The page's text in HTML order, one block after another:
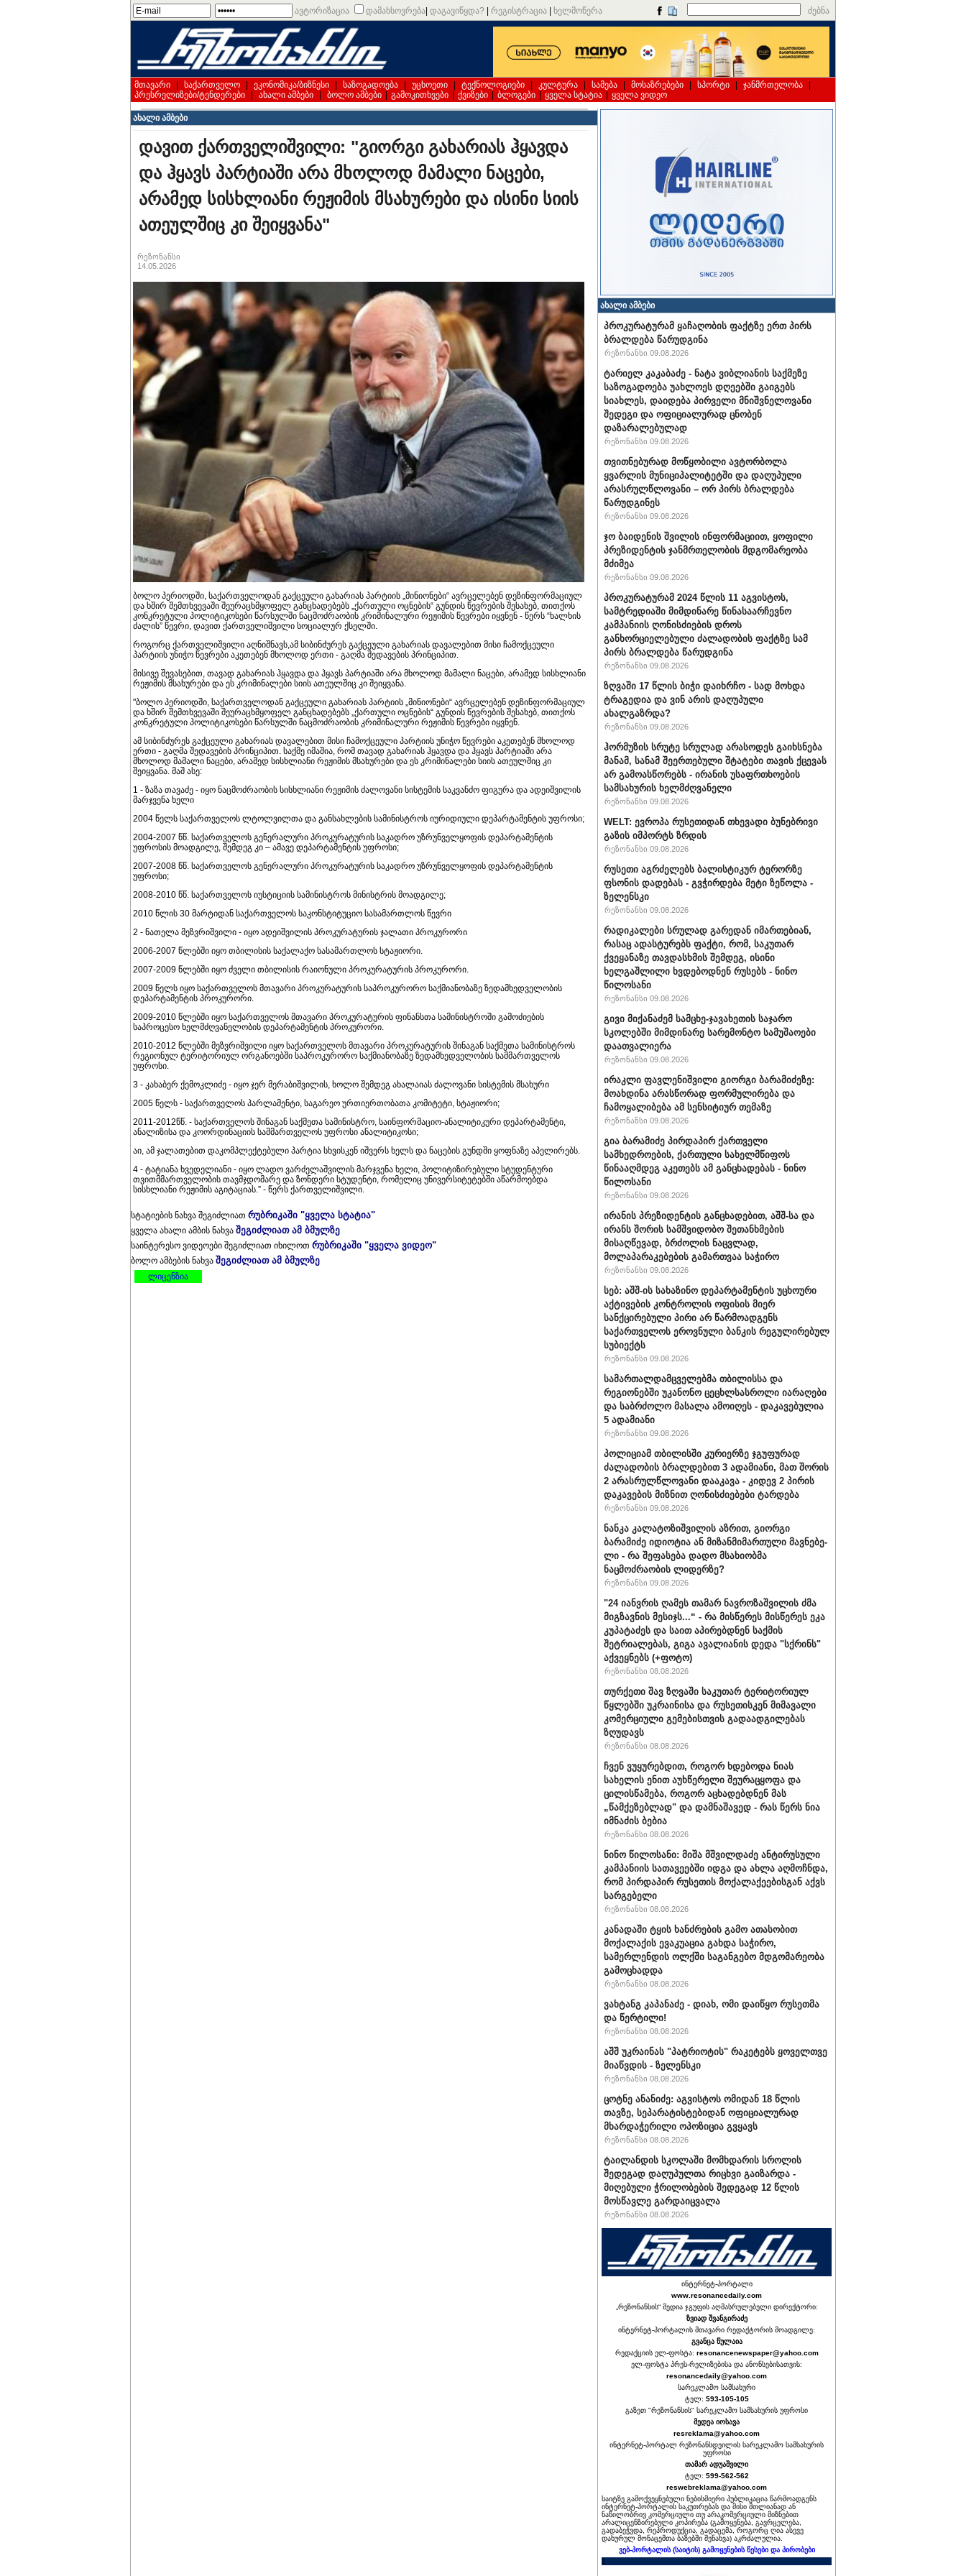
ავტორიზაცია დამახსოვრება დაგავიწყდა? რეგისტრაცია ხელმოწერა ძებნა
მთავარი საქართველო ეკონომიკა/ბიზნესი საზოგადოება უცხოეთი ტექნოლოგიები კულტურა სამება მოსაზრებები სპორტი ჯანმრთელობა
პრესრელიზები/ტენდერები
ახალი ამბები ბოლო ამბები გამოკითხვები ქვიზები ბლოგები ყველა სტატია ყველა ვიდეო
ახალი ამბები
დავით ქართველიშვილი: "გიორგი გახარიას ჰყავდა
და ჰყავს პარტიაში არა მხოლოდ მამალი ნაცები,
არამედ სისხლიანი რეჟიმის მსახურები და ისინი სიის
ათეულშიც კი შეიყვანა"
რეზონანსი
14.05.2026
ბოლო პერიოდში, საქართველოდან გაქცეული გახარიას პარტიის „მინიონები“ ავრცელებენ დეზინფორმაციულ
და ხშირ შემთხვევაში შეურაცხმყოფელ განცხადებებს „ქართული ოცნების“ გუნდის წევრების შესახებ, თითქოს
კონკრეტული პოლიტიკოსები წარსულში ნაცმოძრაობის კრიმინალური რეჟიმის წევრები იყვნენ - წერს “ხალხის
ძალის” წევრი, დავით ქართველიშვილი სოციალურ ქსელში.
როგორც ქართველიშვილი აღნიშნავს,ამ სიბინძურეს გაქცეული გახარიას დავალებით მისი ჩამოქცეული
პარტიის უნიჭო წევრები აკეთებენ მხოლოდ ერთი - გაღმა შედავების პრინციპით.
მისივე შევასებით, თავად გახარიას ჰყავდა და ჰყავს პარტიაში არა მხოლოდ მამალი ნაცები, არამედ სისხლიანი
რეჟიმის მსახურები და ეს კრიმინალები სიის ათეულშიც კი შეიყვანა.
"ბოლო პერიოდში, საქართველოდან გაქცეული გახარიას პარტიის „მინიონები“ ავრცელებენ დეზინფორმაციულ
და ხშირ შემთხვევაში შეურაცხმყოფელ განცხადებებს „ქართული ოცნების“ გუნდის წევრების შესახებ, თითქოს
კონკრეტული პოლიტიკოსები წარსულში ნაცმოძრაობის კრიმინალური რეჟიმის წევრები იყვნენ.
ამ სიბინძურეს გაქცეული გახარიას დავალებით მისი ჩამოქცეული პარტიის უნიჭო წევრები აკეთებენ მხოლოდ
ერთი - გაღმა შედავების პრინციპით. საქმე იმაშია, რომ თავად გახარიას ჰყავდა და ჰყავს პარტიაში არა
მხოლოდ მამალი ნაცები, არამედ სისხლიანი რეჟიმის მსახურები და ეს კრიმინალები სიის ათეულშიც კი
შეიყვანა. მაშ ასე:
1 - ზაზა თავაძე - იყო ნაცმოძრაობის სისხლიანი რეჟიმის ძალოვანი სისტემის საკვანძო ფიგურა და ადეიშვილის
მარჯვენა ხელი
2004 წელს საქართველოს ლტოლვილთა და განსახლების სამინისტროს იურიდიული დეპარტამენტის უფროსი;
2004-2007 წწ. საქართველოს გენერალური პროკურატურის საკადრო უზრუნველყოფის დეპარტამენტის
უფროსის მოადგილე, შემდეგ კი – ამავე დეპარტამენტის უფროსი;
2007-2008 წწ. საქართველოს გენერალური პროკურატურის საკადრო უზრუნველყოფის დეპარტამენტის
უფროსი;
2008-2010 წწ. საქართველოს იუსტიციის სამინისტროს მინისტრის მოადგილე;
2010 წლის 30 მარტიდან საქართველოს საკონსტიტუციო სასამართლოს წევრი
2 - ნათელა მეზვრიშვილი - იყო ადეიშვილის პროკურატურის ჯალათი პროკურორი
2006-2007 წლებში იყო თბილისის საქალაქო სასამართლოს სტაჟიორი.
2007-2009 წლებში იყო ძველი თბილისის რაიონული პროკურატურის პროკურორი.
2009 წელს იყო საქართველოს მთავარი პროკურატურის საპროკურორო საქმიანობაზე ზედამხედველობის
დეპარტამენტის პროკურორი.
2009-2010 წლებში იყო საქართველოს მთავარი პროკურატურის ფინანსთა სამინისტროში გამოძიების
საპროცესო ხელმძღვანელობის დეპარტამენტის პროკურორი.
2010-2012 წლებში მეზვრიშვილი იყო საქართველოს მთავარი პროკურატურის შინაგან საქმეთა სამინისტროს
რეგიონულ ტერიტორიულ ორგანოებში საპროკურორო საქმიანობაზე ზედამხედველობის სამმართველოს
უფროსი.
3 - კახაბერ ქემოკლიძე - იყო ჯერ მერაბიშვილის, ხოლო შემდეგ ახალაიას ძალოვანი სისტემის მსახური
2005 წელს - საქართველოს პარლამენტი, საგარეო ურთიერთობათა კომიტეტი, სტაჟიორი;
2011-2012წწ. - საქართველოს შინაგან საქმეთა სამინისტრო, საინფორმაციო-ანალიტიკური დეპარტამენტი,
ანალიზისა და კოორდინაციის სამმართველოს უფროსი ანალიტიკოსი;
აი, ამ ჯალათებით დაკომპლექტებული პარტია სხვისკენ იშვერს ხელს და ნაცების გუნდში ყოფნაზე აპელირებს.
4 - ტატიანა ხვედელიანი - იყო ლადო ვარძელაშვილის მარჯვენა ხელი, პოლიტიზირებული სტუდენტური
თვითმმართველობის თავმჯდომარე და ზონდერი სტუდენტი, რომელიც უნივერსიტეტებში აწარმოებდა
სისხლიანი რეჟიმის აგიტაციას.” - წერს ქართველიშვილი.
სტატიების ნახვა შეგიძლიათ რუბრიკაში "ყველა სტატია"
ყველა ახალი ამბის ნახვა შეგიძლიათ ამ ბმულზე
საინტერესო ვიდეოები შეგიძლიათ იხილოთ რუბრიკაში "ყველა ვიდეო"
ბოლო ამბების ნახვა შეგიძლიათ ამ ბმულზე
ლიცენზია
ახალი ამბები
პროკურატურამ ყაჩაღობის ფაქტზე ერთ პირს
ბრალდება წარუდგინა
რეზონანსი 09.08.2026
ტარიელ კაკაბაძე - ნატა ვიბლიანის საქმეზე
საზოგადოება უახლოეს დღეებში გაიგებს
სიახლეს, დაიდება პირველი მნიშვნელოვანი
შედეგი და ოფიციალურად ცნობენ
დაზარალებულად
რეზონანსი 09.08.2026
თვითნებურად მოწყობილი ავტორბოლა
ყვარლის მუნიციპალიტეტში და დაღუპული
არასრულწლოვანი – ორ პირს ბრალდება
წარუდგინეს
რეზონანსი 09.08.2026
ჯო ბაიდენის შვილის ინფორმაციით, ყოფილი
პრეზიდენტის ჯანმრთელობის მდგომარეობა
მძიმეა
რეზონანსი 09.08.2026
პროკურატურამ 2024 წლის 11 აგვისტოს,
სამტრედიაში მიმდინარე წინასაარჩევნო
კამპანიის ღონისძიების დროს
განხორციელებული ძალადობის ფაქტზე სამ
პირს ბრალდება წარუდგინა
რეზონანსი 09.08.2026
ზღვაში 17 წლის ბიჭი დაიხრჩო - სად მოხდა
ტრაგედია და ვინ არის დაღუპული
ახალგაზრდა?
რეზონანსი 09.08.2026
ჰორმუზის სრუტე სრულად არასოდეს გაიხსნება
მანამ, სანამ შეერთებული შტატები თავის ქცევას
არ გამოასწორებს - ირანის უსაფრთხოების
სამსახურის ხელმძღვანელი
რეზონანსი 09.08.2026
WELT: ევროპა რუსეთიდან თხევადი ბუნებრივი
გაზის იმპორტს ზრდის
რეზონანსი 09.08.2026
რუსეთი აგრძელებს ბალისტიკურ ტერორზე
ფსონის დადებას - გვჭირდება მეტი ზეწოლა -
ზელენსკი
რეზონანსი 09.08.2026
რადიკალები სრულად გარედან იმართებიან,
რასაც ადასტურებს ფაქტი, რომ, საკუთარ
ქვეყანაზე თავდასხმის შემდეგ, ისინი
ხელგაშლილი ხვდებოდნენ რუსებს - ნინო
წილოსანი
რეზონანსი 09.08.2026
გივი მიქანაძემ სამცხე-ჯავახეთის საჯარო
სკოლებში მიმდინარე სარემონტო სამუშაოები
დაათვალიერა
რეზონანსი 09.08.2026
ირაკლი ფავლენიშვილი გიორგი ბარამიძეზე:
მოახდინა არასწორად ფორმულირება და
ჩამოყალიბება ამ სენსიტიურ თემაზე
რეზონანსი 09.08.2026
გია ბარამიძე პირდაპირ ქართველი
სამხედროების, ქართული სახელმწიფოს
წინააღმდეგ აკეთებს ამ განცხადებას - ნინო
წილოსანი
რეზონანსი 09.08.2026
ირანის პრეზიდენტის განცხადებით, აშშ-სა და
ირანს შორის სამშვიდობო შეთანხმების
მისაღწევად, ბრძოლის ნაცვლად,
მოლაპარაკებების გამართვაა საჭირო
რეზონანსი 09.08.2026
სებ: აშშ-ის სახაზინო დეპარტამენტის უცხოური
აქტივების კონტროლის ოფისის მიერ
სანქცირებული პირი არ წარმოადგენს
საქართველოს ეროვნული ბანკის რეგულირებულ
სუბიექტს
რეზონანსი 09.08.2026
სამართალდამცველებმა თბილისსა და
რეგიონებში უკანონო ცეცხლსასროლი იარაღები
და საბრძოლო მასალა ამოიღეს - დაკავებულია
5 ადამიანი
რეზონანსი 09.08.2026
პოლიციამ თბილისში კურიერზე ჯგუფურად
ძალადობის ბრალდებით 3 ადამიანი, მათ შორის
2 არასრულწლოვანი დააკავა - კიდევ 2 პირის
დაკავების მიზნით ღონისძიებები ტარდება
რეზონანსი 09.08.2026
ნანკა კალატოზიშვილის აზრით, გიორგი
ბარამიძე იდიოტია ან მი­ზან­მი­მარ­თუ­ლი მავ­ნე­ბე­
ლი - რა შეფასება დადო მსახიობმა
ნაცმოძრაობის ლიდერზე?
რეზონანსი 09.08.2026
"24 იანვრის ღამეს თამარ ნავროზაშვილის ძმა
მიგზავნის მესიჯს...“ - რა მისწერეს მისწერეს ეკა
კუპატაძეს და საით აპირებდნენ საქმის
შეტრიალებას, გიგა ავალიანის დედა "სქრინს"
აქვეყნებს (+ფოტო)
რეზონანსი 08.08.2026
თურქეთი შავ ზღვაში საკუთარ ტერიტორიულ
წყლებში უკრაინისა და რუსეთისკენ მიმავალი
კომერციული გემებისთვის გადაადგილებას
ზღუდავს
რეზონანსი 08.08.2026
ჩვენ ვუყურებდით, როგორ ხდებოდა ნიას
სახელის ენით აუხწერელი შეურაცყოფა და
ცილისწამება, როგორ აცხადებდნენ მას
„წამქეზებლად" და დამნაშავედ - რას წერს ნია
იმნაძის ბებია
რეზონანსი 08.08.2026
ნინო წილოსანი: მიშა მშვილდაძე ანტირუსული
კამპანიის სათავეებში იდგა და ახლა აღმოჩნდა,
რომ პირდაპირ რუსეთის მოქალაქეებისგან აქვს
სარგებელი
რეზონანსი 08.08.2026
კანადაში ტყის ხანძრების გამო ათასობით
მოქალაქის ევაკუაცია გახდა საჭირო,
სამერლენდის ოლქში საგანგებო მდგომარეობა
გამოცხადდა
რეზონანსი 08.08.2026
ვახტანგ კაპანაძე - დიახ, ომი დაიწყო რუსეთმა
და წერტილი!
რეზონანსი 08.08.2026
აშშ უკრაინას "პატრიოტის" რაკეტებს ყოველთვე
მიაწვდის - ზელენსკი
რეზონანსი 08.08.2026
ცოტნე ანანიძე: აგვისტოს ომიდან 18 წლის
თავზე, სეპარატისტებიდან ოფიციალურად
მხარდაჭერილი ოპოზიცია გვყავს
რეზონანსი 08.08.2026
ტაილანდის სკოლაში მომხდარის სროლის
შედეგად დაღუპულთა რიცხვი გაიზარდა -
მიღებული ჭრილობების შედეგად 12 წლის
მოსწავლე გარდაიცვალა
რეზონანსი 08.08.2026
ინტერნეტ-პორტალი
www.resonancedaily.com
„რეზონანსის“ მედია ჯგუფის აღმასრულებელი დირექტორი:
ზვიად შვანგირაძე
ინტერნეტ-პორტალის მთავარი რედაქტორის მოადგილე:
გვანცა წულაია
რედაქციის ელ-ფოსტა: resonancenewspaper@yahoo.com
ელ-ფოსტა პრეს-რელიზებისა და ანონსებისათვის:
resonancedaily@yahoo.com
სარეკლამო სამსახური
ტელ: 593-105-105
გაზეთ "რეზონანსის" სარეკლამო სამსახურის უფროსი
მედეა იოსავა
resreklama@yahoo.com
ინტერნეტ-პორტალ რეზონანსდეილის სარეკლამო სამსახურის
უფროსი
თამარ ადუაშვილი
ტელ: 599-562-562
reswebreklama@yahoo.com
საიტზე გამოქვეყნებული ნებისმიერი პუბლიკაცია წარმოადგენს
ინტერნეტ-პორტალის საკუთრებას და მისი მთლიანად ან
ნაწილობრივ კომერციული თუ არაკომერციული მიზნებით
არალიცენზირებული კოპირება (გამოყენება, გავრცელება,
გადაბეჭვდა, რეპროდუქცია, გადაცემა, როგორც ღია ასევე
დახურულ მონაცემთა ბაზებში შენახვა) აკრძალულია.
ვებ-პორტალის (საიტის) გამოყენების წესები და პირობები
1